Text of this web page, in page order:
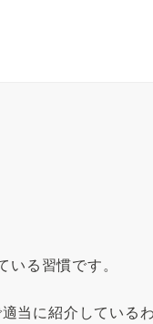
る習慣です。
に紹介している